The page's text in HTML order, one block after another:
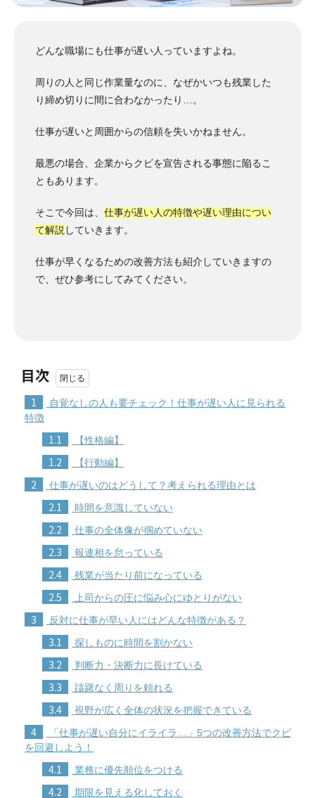
どんな職場にも仕事が遅い人っていますよね。
周りの人と同じ作業量なのに、なぜかいつも残業した
り締め切りに間に合わなかったり…。
仕事が遅いと周囲からの信頼を失いかねません。
最悪の場合、企業からクビを宣告される事態に陥るこ
ともあります。
そこで今回は、 仕事が遅い人の特徴や遅い理由につい
て解説 していきます。
仕事が早くなるための改善方法も紹介していきますの
で、ぜひ参考にしてみてください。
目次
1
自覚なしの人も要チェック！仕事が遅い人に見られる
特徴
1.1 【性格編】
1.2 【行動編】
2 仕事が遅いのはどうして？考えられる理由とは
2.1 時間を意識していない
2.2 仕事の全体像が掴めていない
2.3 報連相を怠っている
2.4 残業が当たり前になっている
2.5 上司からの圧に悩み心にゆとりがない
3 反対に仕事が早い人にはどんな特徴がある？
3.1 探しものに時間を割かない
3.2 判断力・決断力に長けている
3.3 躊躇なく周りを頼れる
3.4 視野が広く全体の状況を把握できている
4
「仕事が遅い自分にイライラ…」5つの改善方法でクビ
を回避しよう！
4.1 業務に優先順位をつける
4.2 期限を見える化しておく